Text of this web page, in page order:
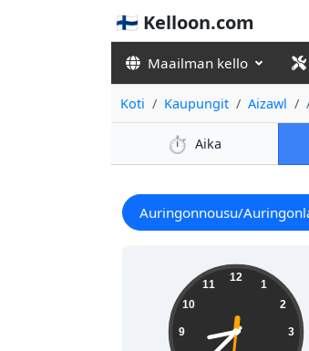
🇫🇮 Kelloon.com
Maailman kello
Koti Kaupungit Aizawl
⏱️ Aika
Auringonnousu/
08:37:32 12
1
2
3
9
10
11